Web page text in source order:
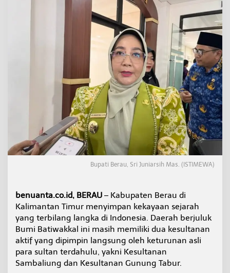
m
i
e
a
r
k
a
n
K
u
l
t
a
n
a
n
S
a
Bupati Berau, Sri Juniarsih Mas. (ISTIMEWA)
benuanta.co.id, BERAU – Kabupaten Berau di
Kalimantan Timur menyimpan kekayaan sejarah
yang terbilang langka di Indonesia. Daerah berjuluk
Bumi Batiwakkal ini masih memiliki dua kesultanan
aktif yang dipimpin langsung oleh keturunan asli
para sultan terdahulu, yakni Kesultanan
Sambaliung dan Kesultanan Gunung Tabur.